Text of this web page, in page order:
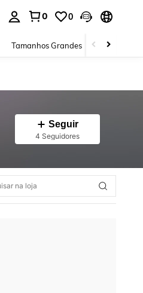
0 0
Tamanhos Grandes Joias e
Seguir
4 Seguidores